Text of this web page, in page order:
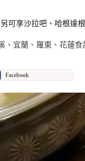
可享沙拉吧、哈根達
、宜蘭、羅東、花蓮食
Facebook